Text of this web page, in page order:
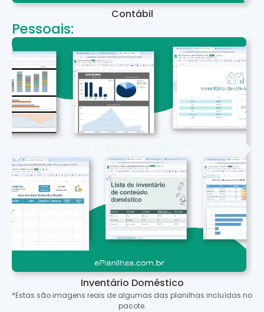
Contábil
Pessoais:
Inventário Doméstico
*Estas são imagens reais de algumas das planilhas incluídas no
pacote.